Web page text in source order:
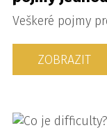
Veškeré pojmy
ZOBRAZIT